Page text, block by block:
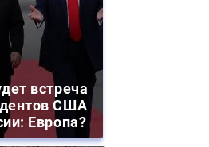
встреча
США
Европа?